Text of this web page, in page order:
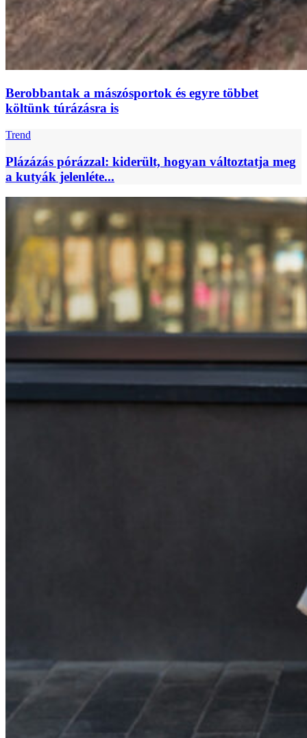
Berobbantak a mászósportok és egyre többet
költünk túrázásra is
Trend
Plázázás pórázzal: kiderült, hogyan változtatja meg
a kutyák jelenléte...